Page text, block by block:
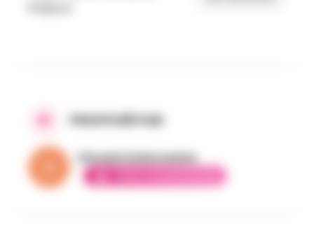
PROPOSÉ PAR
Vincent la brocante